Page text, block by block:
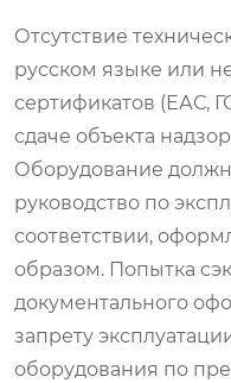
Отсутствие
русском языке или
сертификатов (ЕАС,
сдаче объекта
Оборудование
руководство по
соответствии,
образом. Попытка
документального
запрету
оборудования по